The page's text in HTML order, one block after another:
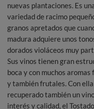
nuevas plantaciones. Es
variedad de racimo
granos apretados que
madura adquiere unos
dorados violáceos muy
Sus vinos tienen gran
boca y con muchos aromas
y también frutales. Con ella
recuperado también un
interés y calidad, el